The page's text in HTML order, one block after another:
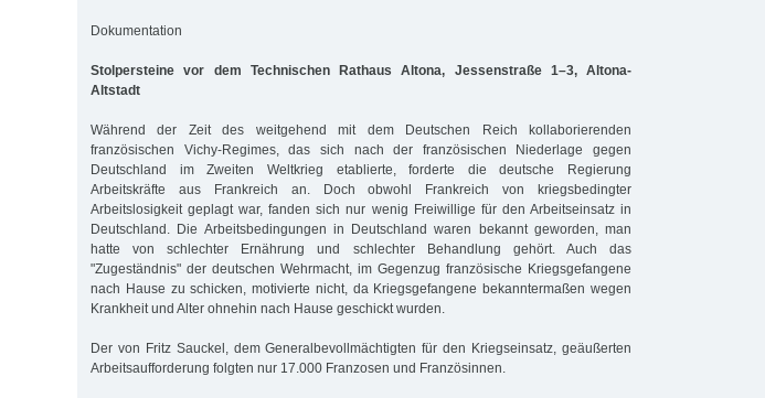
Dokumentation
Stolpersteine vor dem Technischen Rathaus Altona, Jessenstraße 1–3, Altona-
Altstadt
Während der Zeit des weitgehend mit dem Deutschen Reich kollaborierenden
französischen Vichy-Regimes, das sich nach der französischen Niederlage gegen
Deutschland im Zweiten Weltkrieg etablierte, forderte die deutsche Regierung
Arbeitskräfte aus Frankreich an. Doch obwohl Frankreich von kriegsbedingter
Arbeitslosigkeit geplagt war, fanden sich nur wenig Freiwillige für den Arbeitseinsatz in
Deutschland. Die Arbeitsbedingungen in Deutschland waren bekannt geworden, man
hatte von schlechter Ernährung und schlechter Behandlung gehört. Auch das
"Zugeständnis" der deutschen Wehrmacht, im Gegenzug französische Kriegsgefangene
nach Hause zu schicken, motivierte nicht, da Kriegsgefangene bekanntermaßen wegen
Krankheit und Alter ohnehin nach Hause geschickt wurden.
Der von Fritz Sauckel, dem Generalbevollmächtigten für den Kriegseinsatz, geäußerten
Arbeitsaufforderung folgten nur 17.000 Franzosen und Französinnen.